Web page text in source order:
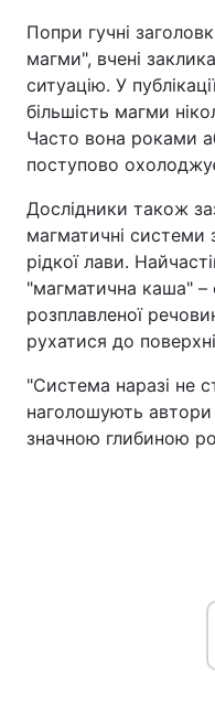
Попри гучні
магми", вчені
ситуацію. У
більшість магми
Часто вона роками
поступово
Дослідники також
магматичні системи
рідкої лави.
"магматична каша" –
розплавленої
рухатися до
"Система наразі не
наголошують
значною глибиною